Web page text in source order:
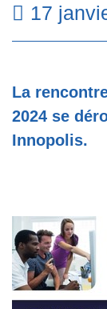
17
La
2024 se
Innopolis.